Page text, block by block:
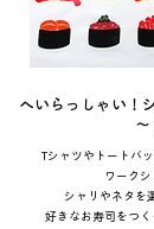
へいらっしゃい！
～
Tシャツやトートバ
ワーク
シャリやネタを
好きなお寿司をつ